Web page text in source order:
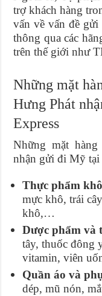
trợ khách hàng
vấn về vấn đề
thông qua các
trên thế giới như
Những mặt
Hưng Phát
Express
Những mặt
nhận gửi đi Mỹ tại
Thực phẩm khô
mực khô, trái
khô,…
Dược phẩm và
tây, thuốc đông
vitamin, viên
Quần áo và
dép, mũ nón,